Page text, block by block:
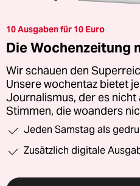
10 Ausgaben für 10 Euro
Die Wochenzeitung
Wir schauen den
Unsere wochentaz bietet
Journalismus, der es
Stimmen, die woanders
Jeden Samstag als
Zusätzlich digitale